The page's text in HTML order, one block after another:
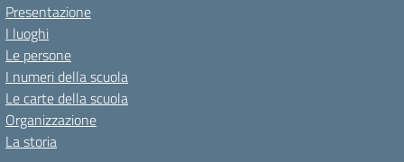
Presentazione
I luoghi
Le persone
I numeri della scuola
Le carte della scuola
Organizzazione
La storia